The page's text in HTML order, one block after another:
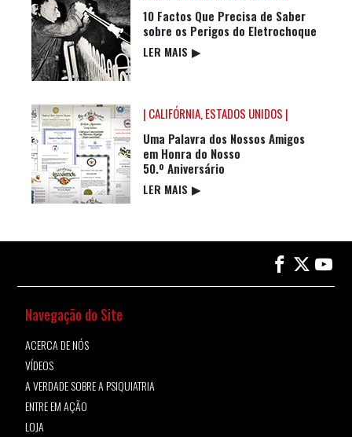
10 Factos Que Precisa de Saber
sobre os Perigos do Eletrochoque
LER MAIS ▶
| CALIFÓRNIA, ESTADOS UNIDOS |
Uma Palavra dos Nossos Amigos
em Honra do Nosso
50.º Aniversário
LER MAIS ▶
Navegação do Site
ACERCA DE NÓS
VÍDEOS
A VERDADE SOBRE A PSIQUIATRIA
ENTRE EM AÇÃO
LOJA